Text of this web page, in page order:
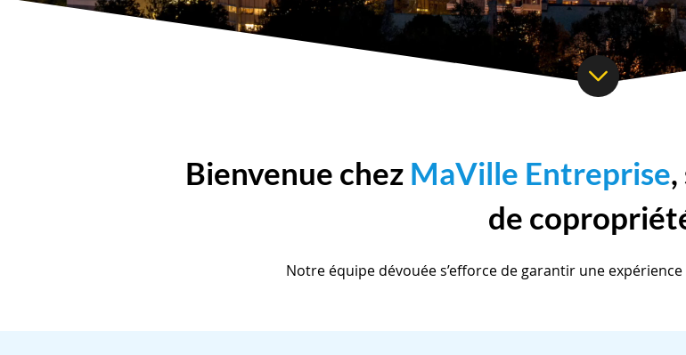
Bienvenue chez MaVille Entreprise
de
Notre équipe dévouée s’efforce de garantir une